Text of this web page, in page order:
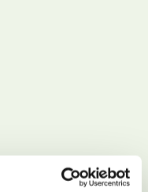
du vælge 1-2